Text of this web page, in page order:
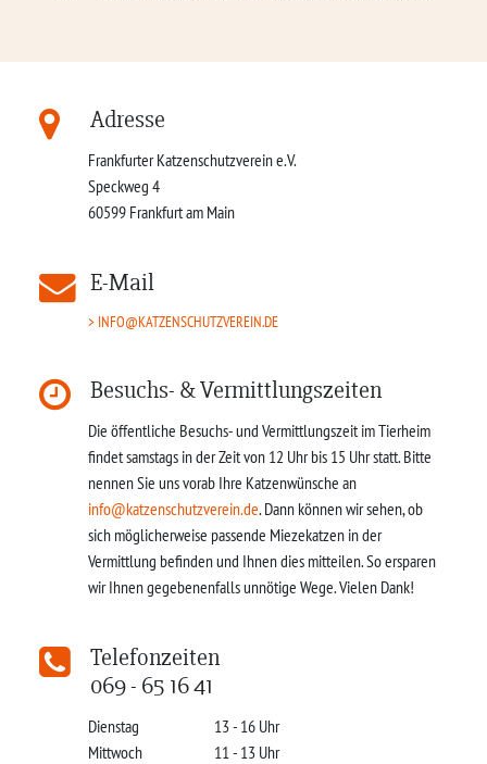
Adresse
Frankfurter Katzenschutzverein e.V.
Speckweg 4
60599 Frankfurt am Main
E-Mail
INFO@KATZENSCHUTZVEREIN.DE
Besuchs- & Vermittlungszeiten
Die öffentliche Besuchs- und Vermittlungszeit im Tierheim
findet samstags in der Zeit von 12 Uhr bis 15 Uhr statt. Bitte
nennen Sie uns vorab Ihre Katzenwünsche an
info@katzenschutzverein.de. Dann können wir sehen, ob
sich möglicherweise passende Miezekatzen in der
Vermittlung befinden und Ihnen dies mitteilen. So ersparen
wir Ihnen gegebenenfalls unnötige Wege. Vielen Dank!
Telefonzeiten
069 - 65 16 41
Dienstag
13 - 16 Uhr
Mittwoch
11 - 13 Uhr